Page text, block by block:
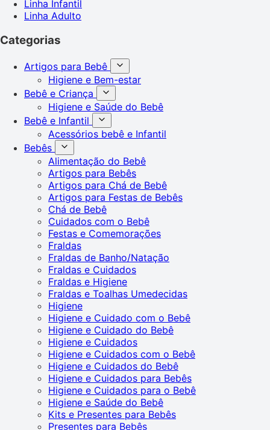
Linha Infantil
Linha Adulto
Categorias
Artigos para Bebê
Higiene e Bem-estar
Bebê e Criança
Higiene e Saúde do Bebê
Bebê e Infantil
Acessórios bebê e Infantil
Bebês
Alimentação do Bebê
Artigos para Bebês
Artigos para Chá de Bebê
Artigos para Festas de Bebês
Chá de Bebê
Cuidados com o Bebê
Festas e Comemorações
Fraldas
Fraldas de Banho/Natação
Fraldas e Cuidados
Fraldas e Higiene
Fraldas e Toalhas Umedecidas
Higiene
Higiene e Cuidado com o Bebê
Higiene e Cuidado do Bebê
Higiene e Cuidados
Higiene e Cuidados com o Bebê
Higiene e Cuidados do Bebê
Higiene e Cuidados para Bebês
Higiene e Cuidados para o Bebê
Higiene e Saúde do Bebê
Kits e Presentes para Bebês
Presentes para Bebês